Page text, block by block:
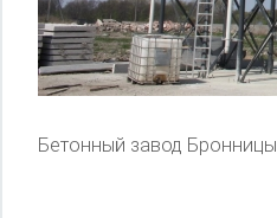
Бетонный завод Бронницы